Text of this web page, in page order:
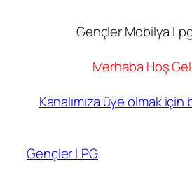
Gençler Mobilya
Merhaba Hoş
Kanalımıza üye olmak için
Gençler LPG